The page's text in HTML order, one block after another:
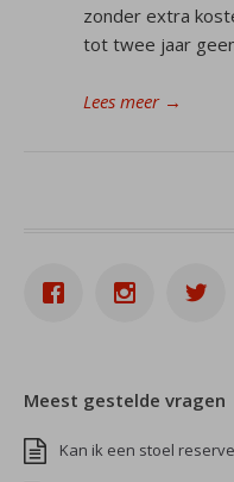
zonder extra
tot twee jaar
Lees meer→
Meest gestelde vragen
Kan ik een stoel